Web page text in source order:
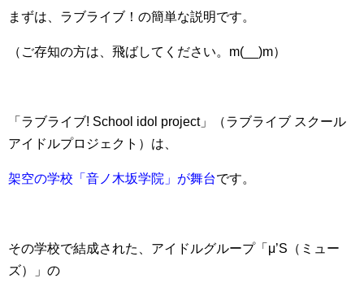
まずは、ラブライブ！の簡単な説明です。
（ご存知の方は、飛ばしてください。m(__)m）
「ラブライブ! School idol project」（ラブライブ スクール
アイドルプロジェクト）は、
架空の学校「音ノ木坂学院」が舞台です。
その学校で結成された、アイドルグループ「μ’S（ミュー
ズ）」の